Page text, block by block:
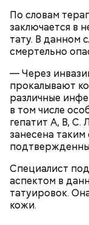
По словам
заключается в
тату. В данном
смертельно
— Через
прокалывают
различные
в том числе
гепатит А, В,
занесена
Специалист
аспектом в
татуировок.
кожи.
Спагетти из
Ранние плоды,